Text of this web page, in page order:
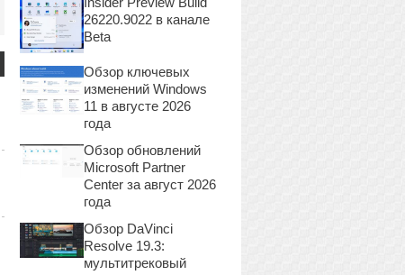
26220.9022 в канале
Beta
Обзор ключевых
изменений Windows
11 в августе 2026
года
Обзор обновлений
Microsoft Partner
Center за август 2026
года
Обзор DaVinci
Resolve 19.3:
мультитрековый